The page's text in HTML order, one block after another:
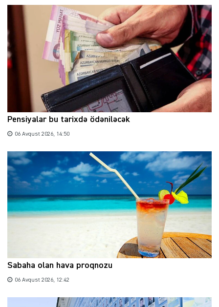
Pensiyalar bu tarixdə ödəniləcək
06 Avqust 2026, 14:50
Sabaha olan hava proqnozu
06 Avqust 2026, 12:42